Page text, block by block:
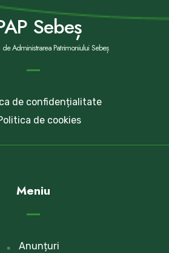
Sebeș
Administrarea Patrimoniului Sebeș
de confidențialitate
de cookies
Meniu
Anunțuri